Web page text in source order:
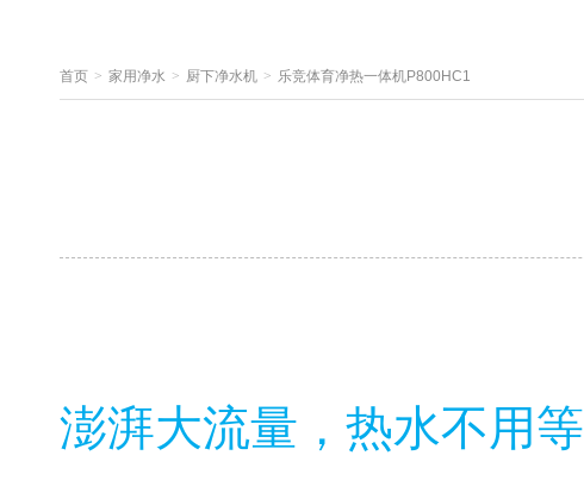
首页 > 家用净水 > 厨下净水机 > 乐竞体育净热一体机P800HC1
澎湃大流量，热水不用等